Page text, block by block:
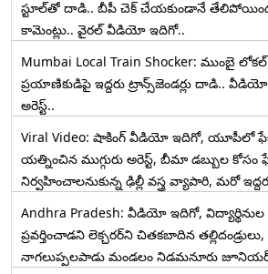
స్టూల్‌తో దాడి.. బీపీ చెక్ చేయకుండానే
కామెంట్లు.. వైరల్ వీడియో ఇదిగో..
Mumbai Local Train Shocker: ముంబై
ప్రయాణికుడిపై ఇద్దరు ట్రాన్స్‌జెండర్లు దాడి..
అరెస్ట్..
Viral Video: షాకింగ్ వీడియో ఇదిగో, యూపీలో ఫేక్
యత్నించిన ముగ్గురు అరెస్ట్, బీమా డబ్బుల కోసం
నిర్వహించాలనుకున్న ఢిల్లీ వస్త్ర వ్యాపారి, మరో ఇద్దరు
Andhra Pradesh: వీడియో ఇదిగో, విద్యార్థినుల
ప్రవర్తించాడని లెక్చ‌ర‌ర్‌ని చిత‌క‌బాదిన త‌ల్లిదండ్రులు,
నాగలుప్పలపాడు మండలం నిడమనూరు